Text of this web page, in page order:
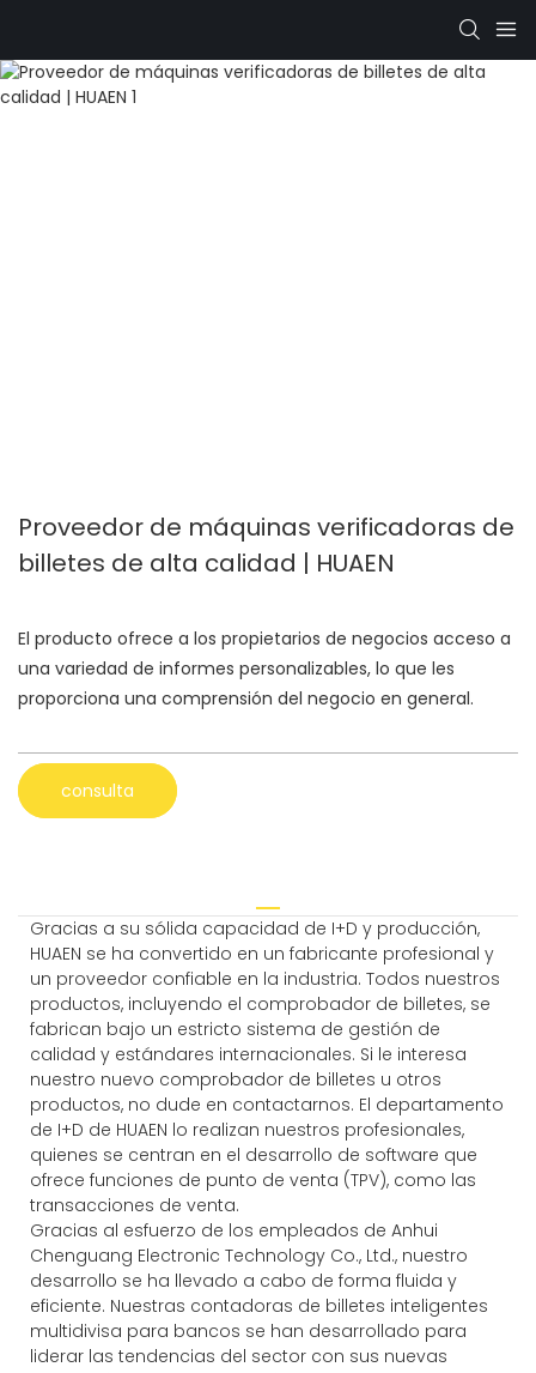
Proveedor de máquinas verificadoras de
billetes de alta calidad | HUAEN
El producto ofrece a los propietarios de negocios acceso a
una variedad de informes personalizables, lo que les
proporciona una comprensión del negocio en general.
consulta
Gracias a su sólida capacidad de I+D y producción,
HUAEN se ha convertido en un fabricante profesional y
un proveedor confiable en la industria. Todos nuestros
productos, incluyendo el comprobador de billetes, se
fabrican bajo un estricto sistema de gestión de
calidad y estándares internacionales. Si le interesa
nuestro nuevo comprobador de billetes u otros
productos, no dude en contactarnos. El departamento
de I+D de HUAEN lo realizan nuestros profesionales,
quienes se centran en el desarrollo de software que
ofrece funciones de punto de venta (TPV), como las
transacciones de venta.
Gracias al esfuerzo de los empleados de Anhui
Chenguang Electronic Technology Co., Ltd., nuestro
desarrollo se ha llevado a cabo de forma fluida y
eficiente. Nuestras contadoras de billetes inteligentes
multidivisa para bancos se han desarrollado para
liderar las tendencias del sector con sus nuevas